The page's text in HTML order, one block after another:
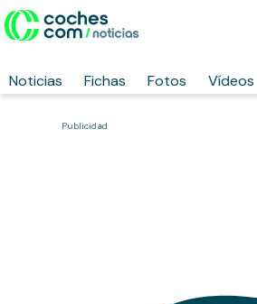
Noticias Fichas Fotos Vídeos
Publicidad